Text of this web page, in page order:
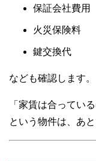
保証会社費用
火災保険料
鍵交換代
なども確認します。
「家賃は合ってい
という物件は、あ